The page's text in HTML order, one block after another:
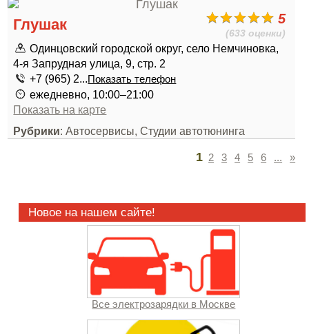
5
(633 оценки)
Глушак
Одинцовский городской округ, село Немчиновка,
4-я Запрудная улица, 9, стр. 2
+7 (965) 2...Показать телефон
ежедневно, 10:00–21:00
Показать на карте
Рубрики: Автосервисы, Студии автотюнинга
1 2 3 4 5 6 ... »
Новое на нашем сайте!
Все электрозарядки в Москве